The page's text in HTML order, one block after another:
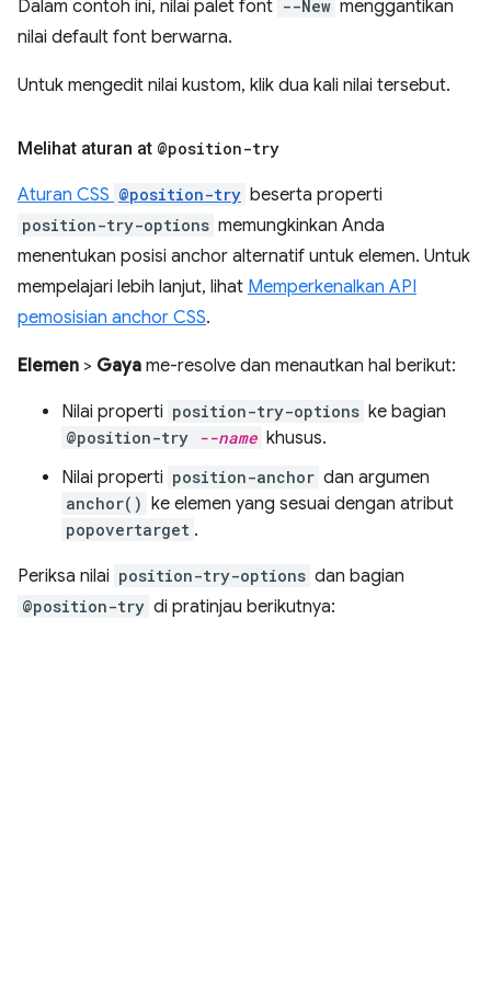
Dalam contoh ini, nilai palet font --New menggantikan
nilai default font berwarna.
Untuk mengedit nilai kustom, klik dua kali nilai tersebut.
Melihat aturan at @position-try
Aturan CSS @position-try beserta properti
position-try-options memungkinkan Anda
menentukan posisi anchor alternatif untuk elemen. Untuk
mempelajari lebih lanjut, lihat Memperkenalkan API
pemosisian anchor CSS.
Elemen > Gaya me-resolve dan menautkan hal berikut:
Nilai properti position-try-options ke bagian
@position-try --name khusus.
Nilai properti position-anchor dan argumen
anchor() ke elemen yang sesuai dengan atribut
popovertarget .
Periksa nilai position-try-options dan bagian
@position-try di pratinjau berikutnya: